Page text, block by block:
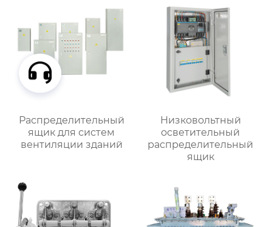
Распределительный
ящик для систем
вентиляции зданий
Низковольтный
осветительный
распределительный
ящик